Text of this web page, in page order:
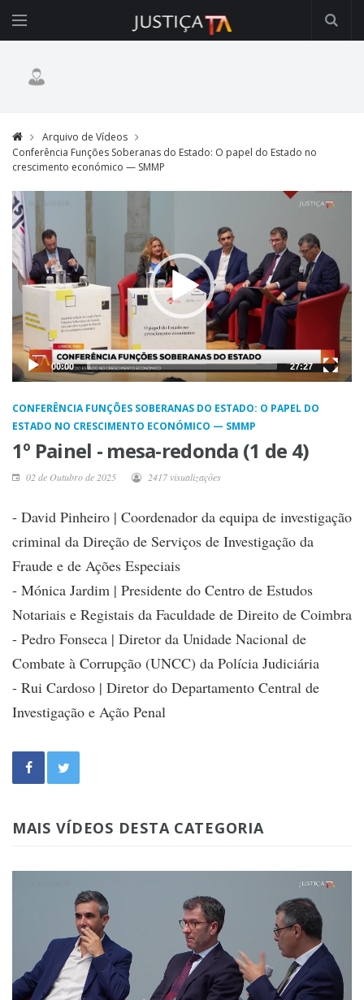
Arquivo de Vídeos
Conferência Funções Soberanas do Estado: O papel do Estado no
crescimento económico — SMMP
Video
Player
00:00 27:27
CONFERÊNCIA FUNÇÕES SOBERANAS DO ESTADO: O PAPEL DO
ESTADO NO CRESCIMENTO ECONÓMICO — SMMP
1º Painel - mesa-redonda (1 de 4)
02 de Outubro de 2025 2417 visualizações
- David Pinheiro | Coordenador da equipa de investigação
criminal da Direção de Serviços de Investigação da
Fraude e de Ações Especiais
- Mónica Jardim | Presidente do Centro de Estudos
Notariais e Registais da Faculdade de Direito de Coimbra
- Pedro Fonseca | Diretor da Unidade Nacional de
Combate à Corrupção (UNCC) da Polícia Judiciária
- Rui Cardoso | Diretor do Departamento Central de
Investigação e Ação Penal
MAIS VÍDEOS DESTA CATEGORIA